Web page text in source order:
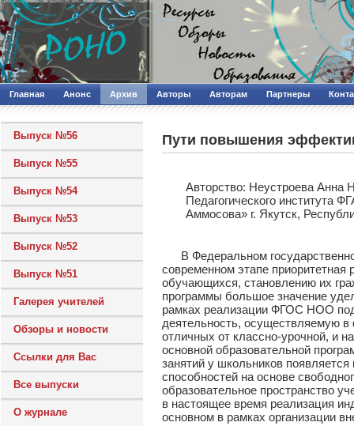
Главная Анонс Архив Авторы Авторам Партнеры
Выпуск №56
Выпуск №55
Выпуск №54
Выпуск №53
Выпуск №52
Выпуск №51
Галерея учителей
Обзоры и новости
Ссылки для Вас
Все выпуски
О журнале
Пути повышения
Авторcтво: Неустроева Анна
Педагогического
Аммосова» г. Якутск,
В Федеральном
современном этапе приоритетная
обучающихся, становлению их
программы большое значение
рамках реализации ФГОС НОО
деятельность, осуществляемую
отличных от классно-урочной, и
основной образовательной
занятий у школьников
способностей на основе
образовательное пространство
в настоящее время реализация
основном в рамках организации